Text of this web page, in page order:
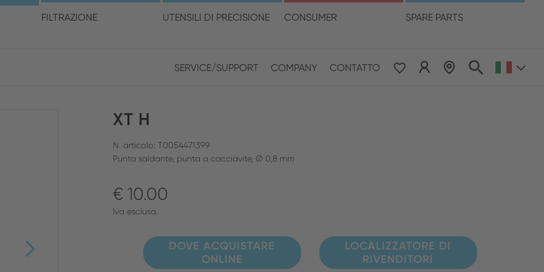
FILTRAZIONE UTENSILI DI PRECISIONE CONSUMER SPARE PARTS
CHIUDI RICERCA
SERVICE/SUPPORT COMPANY CONTATTO
la posizione e la lingua
Asia & Pacific
XT H
N. articolo: T0054471399
Punta saldante, punta a cacciavite, Ø 0,8 mm
€ 10.00
Iva esclusa.
DOVE ACQUISTARE
ONLINE
LOCALIZZATORE DI
RIVENDITORI